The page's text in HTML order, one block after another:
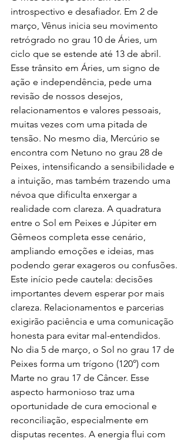
introspectivo e desafiador. Em 2 de
março, Vênus inicia seu movimento
retrógrado no grau 10 de Áries, um
ciclo que se estende até 13 de abril.
Esse trânsito em Áries, um signo de
ação e independência, pede uma
revisão de nossos desejos,
relacionamentos e valores pessoais,
muitas vezes com uma pitada de
tensão. No mesmo dia, Mercúrio se
encontra com Netuno no grau 28 de
Peixes, intensificando a sensibilidade e
a intuição, mas também trazendo uma
névoa que dificulta enxergar a
realidade com clareza. A quadratura
entre o Sol em Peixes e Júpiter em
Gêmeos completa esse cenário,
ampliando emoções e ideias, mas
podendo gerar exageros ou confusões.
Este início pede cautela: decisões
importantes devem esperar por mais
clareza. Relacionamentos e parcerias
exigirão paciência e uma comunicação
honesta para evitar mal-entendidos.
No dia 5 de março, o Sol no grau 17 de
Peixes forma um trígono (120°) com
Marte no grau 17 de Câncer. Esse
aspecto harmonioso traz uma
oportunidade de cura emocional e
reconciliação, especialmente em
disputas recentes. A energia flui com